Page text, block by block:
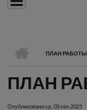
СТРОКА
ПЛАН РАБОТЫ
ПЛАН
Опубликованоср, 03 сен 2025